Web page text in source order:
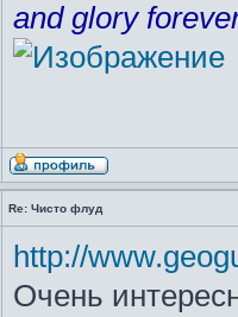
and glory
Re: Чисто флуд
http://
Очень